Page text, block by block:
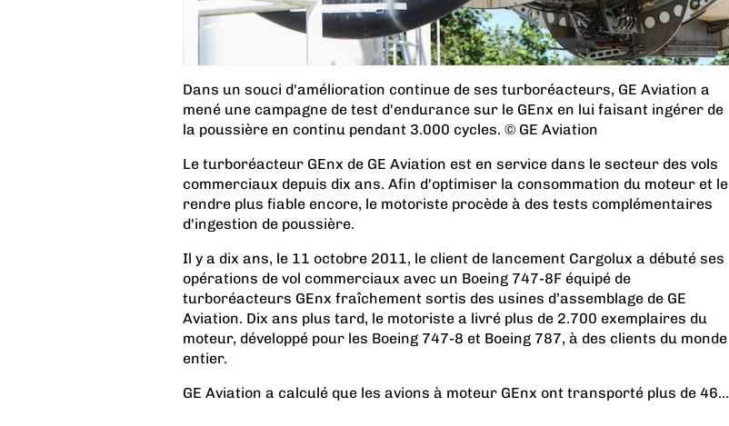
Dans un souci d'amélioration continue de ses turboréacteurs, GE Aviation a
mené une campagne de test d'endurance sur le GEnx en lui faisant ingérer de
la poussière en continu pendant 3.000 cycles. © GE Aviation
Le turboréacteur GEnx de GE Aviation est en service dans le secteur des vols
commerciaux depuis dix ans. Afin d'optimiser la consommation du moteur et le
rendre plus fiable encore, le motoriste procède à des tests complémentaires
d'ingestion de poussière.
Il y a dix ans, le 11 octobre 2011, le client de lancement Cargolux a débuté ses
opérations de vol commerciaux avec un Boeing 747-8F équipé de
turboréacteurs GEnx fraîchement sortis des usines d’assemblage de GE
Aviation. Dix ans plus tard, le motoriste a livré plus de 2.700 exemplaires du
moteur, développé pour les Boeing 747-8 et Boeing 787, à des clients du monde
entier.
GE Aviation a calculé que les avions à moteur GEnx ont transporté plus de 46...